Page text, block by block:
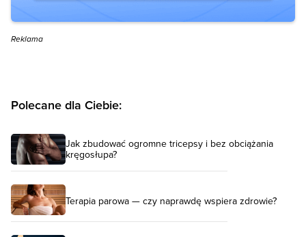
Reklama
Polecane dla Ciebie:
Jak zbudować ogromne tricepsy i bez obciążania
kręgosłupa?
Terapia parowa — czy naprawdę wspiera zdrowie?